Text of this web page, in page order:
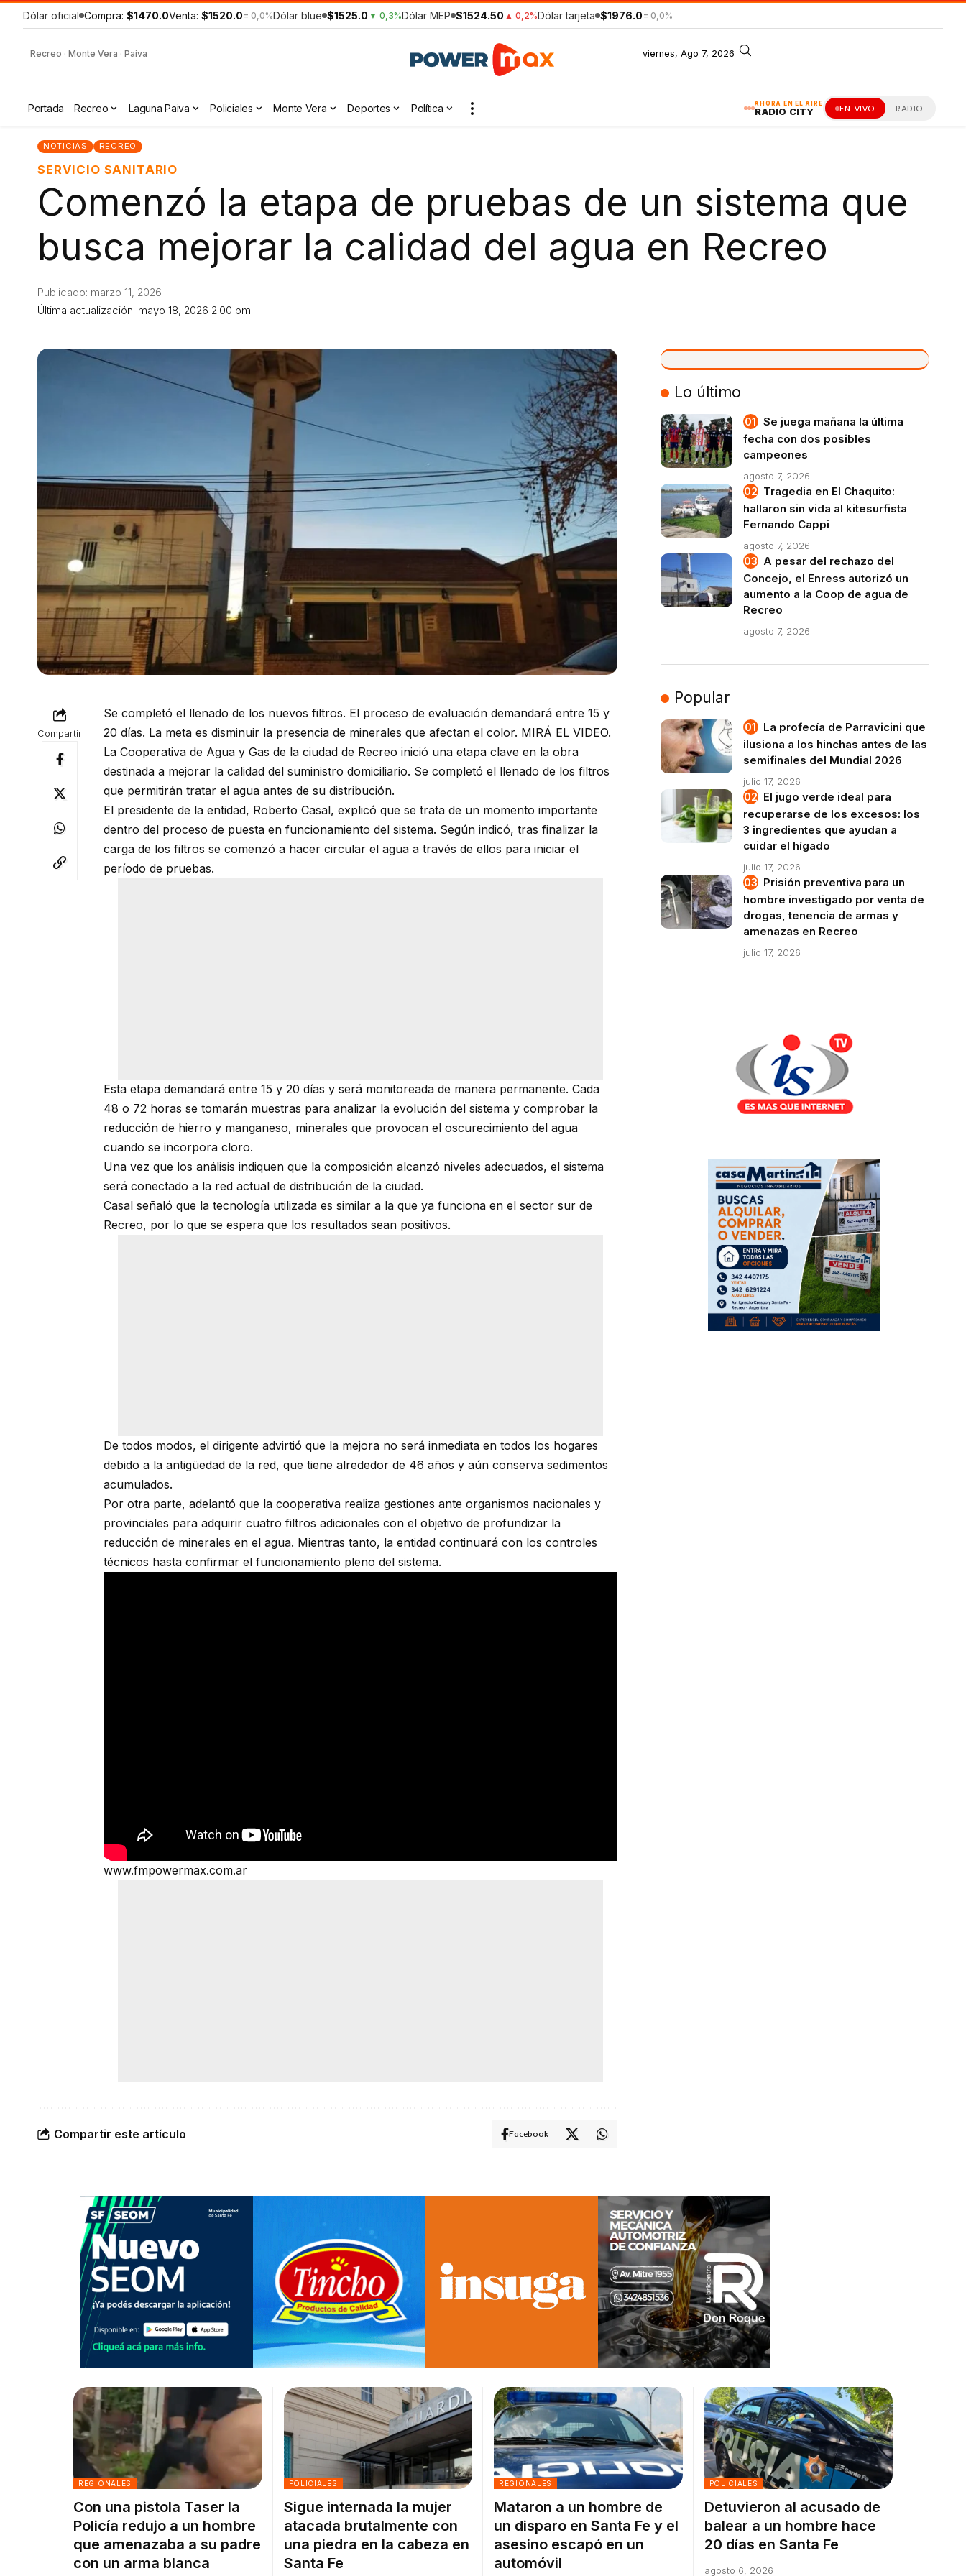
Dólar oficial Compra: $1470.0Venta: $1520.0 = 0,0%Dólar blue $1525.0 ▼ 0,3%Dólar MEP $1524.50 ▲ 0,2%Dólar tarjeta $1976.0 = 0,0%
Recreo · Monte Vera · Paiva viernes, Ago 7, 2026
AHORA EN EL AIRE
RADIO CITY EN VIVO RADIO
Portada Recreo Laguna Paiva Policiales Monte Vera Deportes Política
NOTICIAS RECREO
SERVICIO SANITARIO
Comenzó la etapa de pruebas de un sistema que
busca mejorar la calidad del agua en Recreo
Última actualización: mayo 18, 2026 2:00 pm
Publicado: marzo 11, 2026
Compartir
Se completó el llenado de los nuevos filtros. El proceso de evaluación demandará entre 15 y
20 días. La meta es disminuir la presencia de minerales que afectan el color. MIRÁ EL VIDEO.
La Cooperativa de Agua y Gas de la ciudad de Recreo inició una etapa clave en la obra
destinada a mejorar la calidad del suministro domiciliario. Se completó el llenado de los filtros
que permitirán tratar el agua antes de su distribución.
El presidente de la entidad, Roberto Casal, explicó que se trata de un momento importante
dentro del proceso de puesta en funcionamiento del sistema. Según indicó, tras finalizar la
carga de los filtros se comenzó a hacer circular el agua a través de ellos para iniciar el
período de pruebas.
Esta etapa demandará entre 15 y 20 días y será monitoreada de manera permanente. Cada
48 o 72 horas se tomarán muestras para analizar la evolución del sistema y comprobar la
reducción de hierro y manganeso, minerales que provocan el oscurecimiento del agua
cuando se incorpora cloro.
Una vez que los análisis indiquen que la composición alcanzó niveles adecuados, el sistema
será conectado a la red actual de distribución de la ciudad.
Casal señaló que la tecnología utilizada es similar a la que ya funciona en el sector sur de
Recreo, por lo que se espera que los resultados sean positivos.
De todos modos, el dirigente advirtió que la mejora no será inmediata en todos los hogares
debido a la antigüedad de la red, que tiene alrededor de 46 años y aún conserva sedimentos
acumulados.
Por otra parte, adelantó que la cooperativa realiza gestiones ante organismos nacionales y
provinciales para adquirir cuatro filtros adicionales con el objetivo de profundizar la
reducción de minerales en el agua. Mientras tanto, la entidad continuará con los controles
técnicos hasta confirmar el funcionamiento pleno del sistema.
www.fmpowermax.com.ar
Compartir este artículo Facebook
VIVO
Lo último
Se juega mañana la última
fecha con dos posibles
campeones
agosto 7, 2026
Tragedia en El Chaquito:
hallaron sin vida al kitesurfista
Fernando Cappi
agosto 7, 2026
A pesar del rechazo del
Concejo, el Enress autorizó un
aumento a la Coop de agua de
Recreo
agosto 7, 2026
Popular
La profecía de Parravicini que
ilusiona a los hinchas antes de las
semifinales del Mundial 2026
julio 17, 2026
El jugo verde ideal para
recuperarse de los excesos: los
3 ingredientes que ayudan a
cuidar el hígado
julio 17, 2026
Prisión preventiva para un
hombre investigado por venta de
drogas, tenencia de armas y
amenazas en Recreo
julio 17, 2026
REGIONALES
Con una pistola Taser la
Policía redujo a un hombre
que amenazaba a su padre
con un arma blanca
POLICIALES
Sigue internada la mujer
atacada brutalmente con
una piedra en la cabeza en
Santa Fe
REGIONALES
Mataron a un hombre de
un disparo en Santa Fe y el
asesino escapó en un
automóvil
POLICIALES
Detuvieron al acusado de
balear a un hombre hace
20 días en Santa Fe
agosto 6, 2026